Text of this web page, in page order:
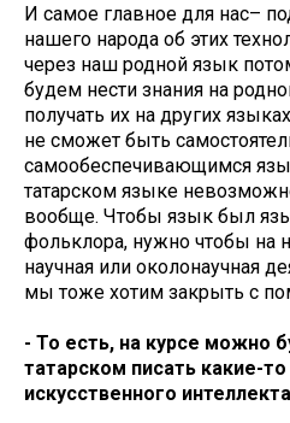
И самое главное для нас–
нашего народа об этих
через наш родной язык
будем нести знания на
получать их на других
не сможет быть
самообеспечивающимся
татарском языке
вообще. Чтобы язык был
фольклора, нужно чтобы на
научная или околонаучная
мы тоже хотим закрыть с
- То есть, на курсе можно
татарском писать какие-
искусственного